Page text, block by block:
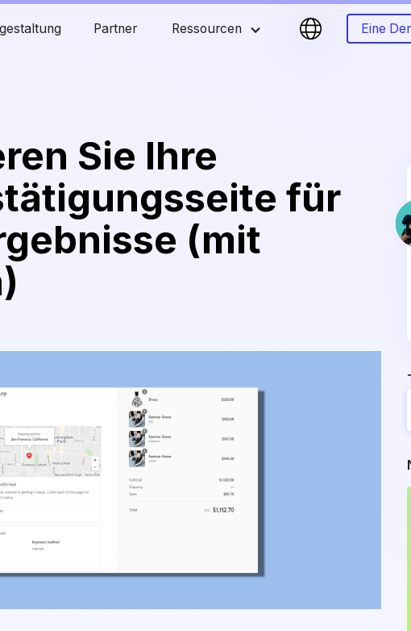
Partner Ressourcen Eine
Sie Ihre
für
(mit